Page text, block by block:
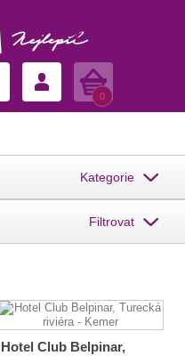
Košík
0
Kategorie
Filtrovat
Hotel Club Belpinar,